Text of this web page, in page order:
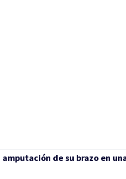
de su brazo en